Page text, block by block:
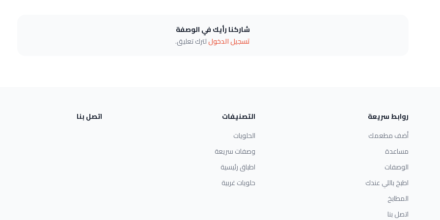
شاركنا رأيك في الوصفة
تسجيل الدخوللترك تعليق.
روابط سريعة
أضف مطعمك
مساعدة
الوصفات
اطبخ باللي عندك
المطابخ
اتصل بنا
التصنيفات
الحلويات
وصفات سريعة
اطباق رئيسية
حلويات غربية
اتصل بنا